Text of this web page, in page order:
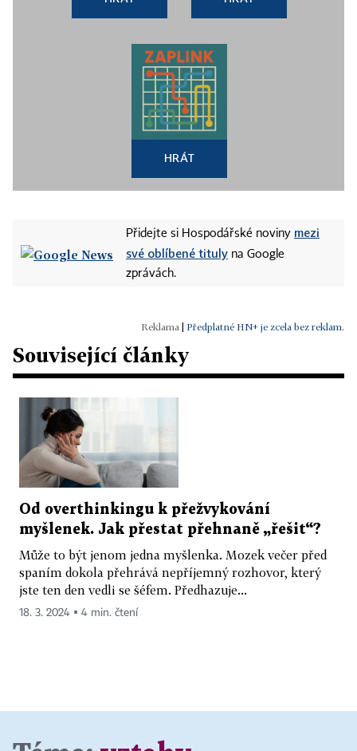
HRÁT
Přidejte si Hospodářské noviny mezi
své oblíbené tituly na Google
zprávách.
Předplatné HN+ je zcela bez reklam.
Související články
Od overthinkingu k přežvykování
myšlenek. Jak přestat přehnaně „řešit“?
Může to být jenom jedna myšlenka. Mozek večer před
spaním dokola přehrává nepříjemný rozhovor, který
jste ten den vedli se šéfem. Předhazuje...
18. 3. 2024 ▪ 4 min. čtení